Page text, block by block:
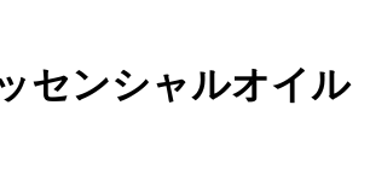
センシャルオイル